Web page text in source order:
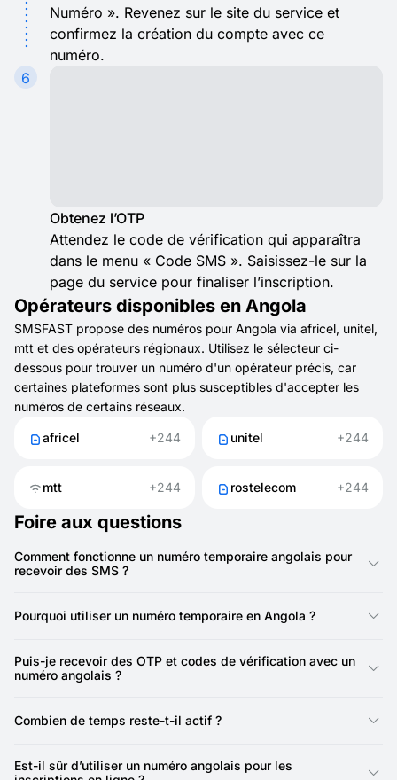
Numéro ». Revenez sur le site du service et
confirmez la création du compte avec ce
numéro.
6
Obtenez l’OTP
Attendez le code de vérification qui apparaîtra
dans le menu « Code SMS ». Saisissez-le sur la
page du service pour finaliser l’inscription.
Opérateurs disponibles en Angola
SMSFAST propose des numéros pour Angola via africel, unitel,
mtt et des opérateurs régionaux. Utilisez le sélecteur ci-
dessous pour trouver un numéro d'un opérateur précis, car
certaines plateformes sont plus susceptibles d'accepter les
numéros de certains réseaux.
africel +244 unitel +244
mtt +244 rostelecom +244
Foire aux questions
Comment fonctionne un numéro temporaire angolais pour
recevoir des SMS ?
en ligne. Avec SMSFAST, vous pouvez recevoir instantanément
des messages SMS pour des inscriptions, des vérifications
Pourquoi utiliser un numéro temporaire en Angola ?
temporaire angolais est un moyen rapide d’effectuer des
inscriptions sans exposer vos coordonnées.
Puis-je recevoir des OTP et codes de vérification avec un
numéro angolais ?
passe à usage unique et des codes depuis des sites web,
applications ou plateformes en ligne.
Combien de temps reste-t-il actif ?
minutes. Si vous avez besoin d’un numéro plus longtemps,
Est-il sûr d’utiliser un numéro angolais pour les